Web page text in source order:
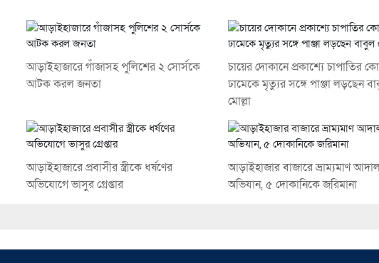
আড়াইহাজারে গাঁজাসহ পুলিশের ২ সোর্সকে
আটক করল জনতা
চায়ের দোকানে প্রকাশ্যে চাপাতির
ঢামেকে মৃত্যুর সঙ্গে পাঞ্জা লড়ছেন
মোল্লা
আড়াইহাজারে প্রবাসীর স্ত্রীকে ধর্ষণের
অভিযোগে ভাসুর গ্রেপ্তার
আড়াইহাজার বাজারে ভ্রাম্যমাণ
অভিযান, ৫ দোকানিকে জরিমানা